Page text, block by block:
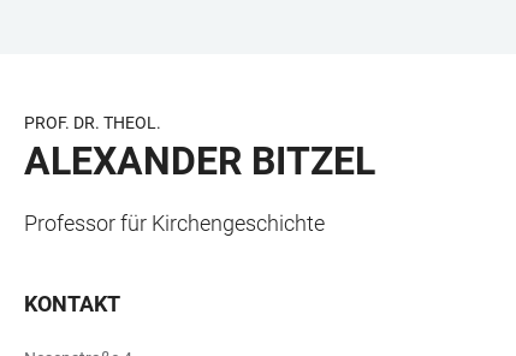
BARRIEREFREIHEIT
PROF. DR. THEOL.
ALEXANDER BITZEL
Professor für Kirchengeschichte
KONTAKT